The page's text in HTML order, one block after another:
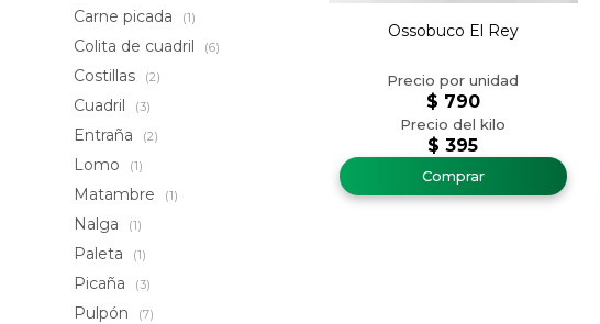
Ossobuco El Rey
$ 395
$ 790
Carne picada (1)
Colita de cuadril (6)
Costillas (2)
Cuadril (3)
Entraña (2)
Lomo (1)
Matambre (1)
Nalga (1)
Paleta (1)
Picaña (3)
Pulpón (7)